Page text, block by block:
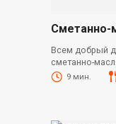
Сметанно-
Всем добрый
сметанно-
9 мин.